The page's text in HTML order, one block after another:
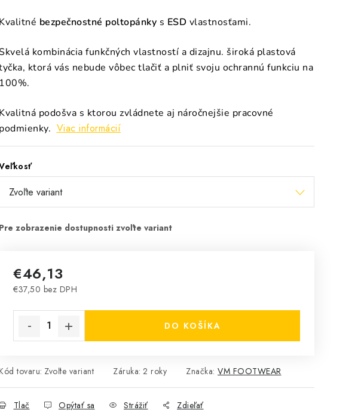
Kvalitné bezpečnostné poltopánky s ESD vlastnosťami.
kombinácia funkčných vlastností a dizajnu. široká plastová
ktorá vás nebude vôbec tlačiť a plniť svoju ochrannú funkciu na
100%.
Kvalitná podošva s ktorou zvládnete aj náročnejšie pracovné
podmienky. Viac informácií
€46,13
€37,50 bez DPH
DO KOŠÍKA
tovaru: Zvoľte variant Záruka: 2 roky Značka: VM FOOTWEAR
Tlač Opýtať sa Strážiť Zdieľať